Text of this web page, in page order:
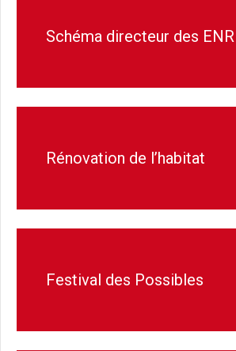
Schéma directeur des ENR
Rénovation de l’habitat
Festival des Possibles